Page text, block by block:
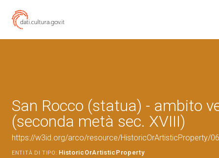
San Rocco (statua) - ambito
(seconda metà sec. XVIII)
https://w3id.org/arco/resource/HistoricOrArtisticProperty/
ENTITÀ DI TIPO: HistoricOrArtisticProperty